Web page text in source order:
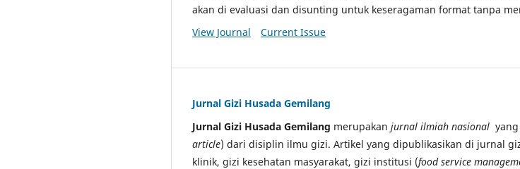
akan di evaluasi dan disunting untuk keseragaman format tanpa
View Journal
Current Issue
Jurnal Gizi Husada Gemilang
Jurnal Gizi Husada Gemilang merupakan jurnal ilmiah nasional
article) dari disiplin ilmu gizi. Artikel yang dipublikasikan di jurnal
klinik, gizi kesehatan masyarakat, gizi institusi (food service